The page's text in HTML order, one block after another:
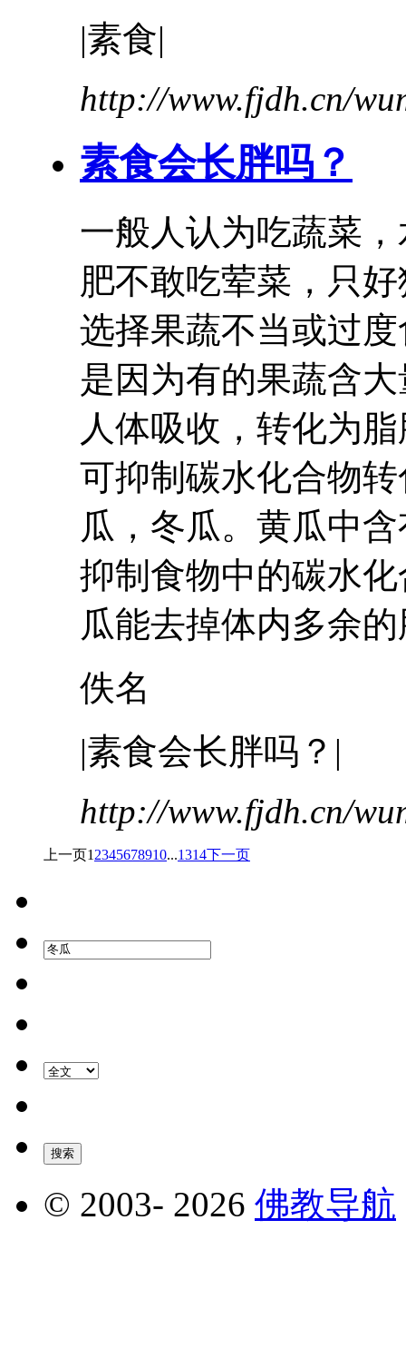
|素食|
http://www.fjdh.cn/
素食会长胖吗？
一般人认为吃蔬菜
肥不敢吃荤菜，只
选择果蔬不当或过
是因为有的果蔬含
人体吸收，转化为
可抑制碳水化合物
瓜， 冬瓜。黄瓜中
抑制食物中的碳水
瓜能去掉体内多余
佚名
|素食会长胖吗？|
http://www.fjdh.cn/
上一页1 2345678910...1314下一页
© 2003- 2026 佛教导航